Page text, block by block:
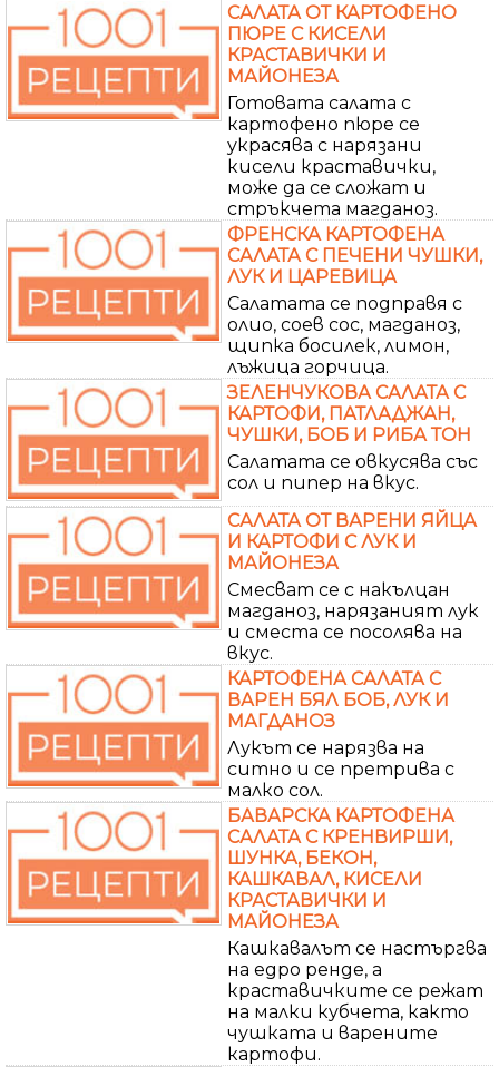
САЛАТА ОТ КАРТОФЕНО
ПЮРЕ С КИСЕЛИ
КРАСТАВИЧКИ И
МАЙОНЕЗА
Готовата салата с
картофено пюре се
украсява с нарязани
кисели краставички,
може да се сложат и
стръкчета магданоз.
ФРЕНСКА КАРТОФЕНА
САЛАТА С ПЕЧЕНИ ЧУШКИ,
ЛУК И ЦАРЕВИЦА
Салатата се подправя с
олио, соев сос, магданоз,
щипка босилек, лимон,
лъжица горчица.
ЗЕЛЕНЧУКОВА САЛАТА С
КАРТОФИ, ПАТЛАДЖАН,
ЧУШКИ, БОБ И РИБА ТОН
Салатата се овкусява със
сол и пипер на вкус.
САЛАТА ОТ ВАРЕНИ ЯЙЦА
И КАРТОФИ С ЛУК И
МАЙОНЕЗА
Смесват се с накълцан
магданоз, нарязаният лук
и сместа се посолява на
вкус.
КАРТОФЕНА САЛАТА С
ВАРЕН БЯЛ БОБ, ЛУК И
МАГДАНОЗ
Лукът се нарязва на
ситно и се претрива с
малко сол.
БАВАРСКА КАРТОФЕНА
САЛАТА С КРЕНВИРШИ,
ШУНКА, БЕКОН,
КАШКАВАЛ, КИСЕЛИ
КРАСТАВИЧКИ И
МАЙОНЕЗА
Кашкавалът се настъргва
на едро ренде, а
краставичките се режат
на малки кубчета, както
чушката и варените
картофи.